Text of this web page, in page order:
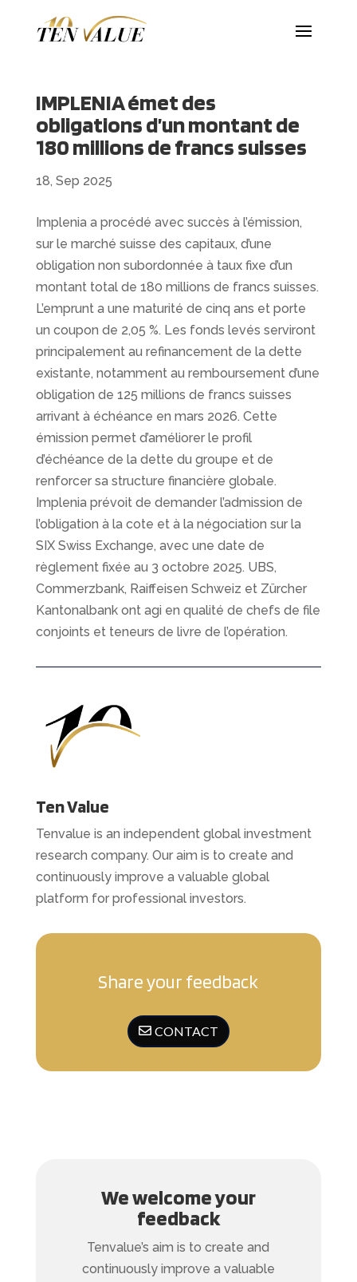
IMPLENIA émet des
obligations d’un montant de
180 millions de francs suisses
18, Sep 2025
Implenia a procédé avec succès à l’émission,
sur le marché suisse des capitaux, d’une
obligation non subordonnée à taux fixe d’un
montant total de 180 millions de francs suisses.
L’emprunt a une maturité de cinq ans et porte
un coupon de 2,05 %. Les fonds levés serviront
principalement au refinancement de la dette
existante, notamment au remboursement d’une
obligation de 125 millions de francs suisses
arrivant à échéance en mars 2026. Cette
émission permet d’améliorer le profil
d’échéance de la dette du groupe et de
renforcer sa structure financière globale.
Implenia prévoit de demander l’admission de
l’obligation à la cote et à la négociation sur la
SIX Swiss Exchange, avec une date de
règlement fixée au 3 octobre 2025. UBS,
Commerzbank, Raiffeisen Schweiz et Zürcher
Kantonalbank ont agi en qualité de chefs de file
conjoints et teneurs de livre de l’opération.
Ten Value
Tenvalue is an independent global investment
research company. Our aim is to create and
continuously improve a valuable global
platform for professional investors.
Share your feedback
CONTACT
We welcome your
feedback
Tenvalue’s aim is to create and
continuously improve a valuable